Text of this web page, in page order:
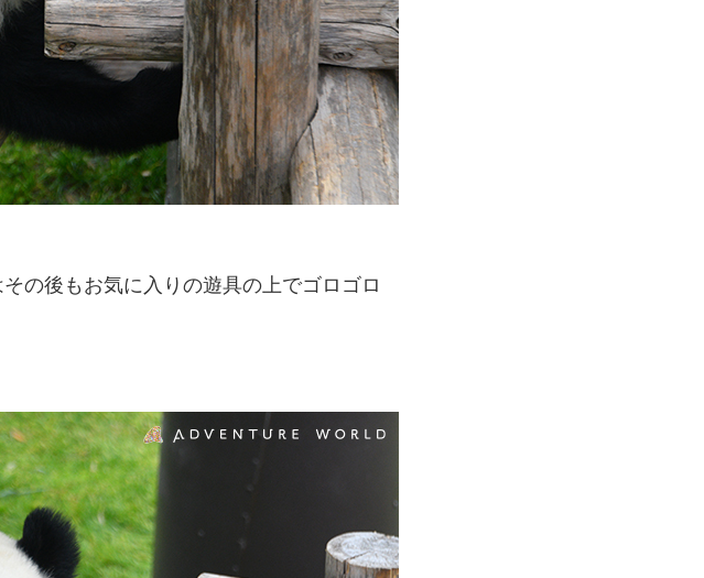
の後もお気に入りの遊具の上でゴロゴロ